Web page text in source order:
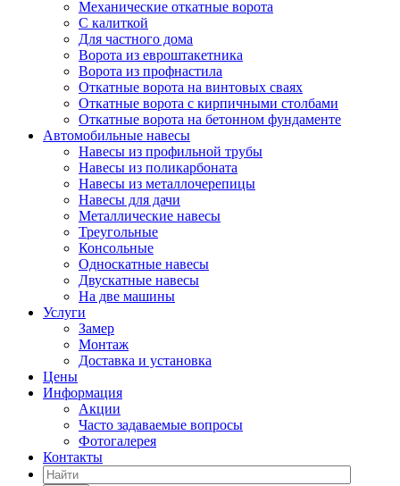
Механические откатные ворота
С калиткой
Для частного дома
Ворота из евроштакетника
Ворота из профнастила
Откатные ворота на винтовых сваях
Откатные ворота с кирпичными столбами
Откатные ворота на бетонном фундаменте
Автомобильные навесы
Навесы из профильной трубы
Навесы из поликарбоната
Навесы из металлочерепицы
Навесы для дачи
Металлические навесы
Треугольные
Консольные
Односкатные навесы
Двускатные навесы
На две машины
Услуги
Замер
Монтаж
Доставка и установка
Цены
Информация
Акции
Часто задаваемые вопросы
Фотогалерея
Контакты